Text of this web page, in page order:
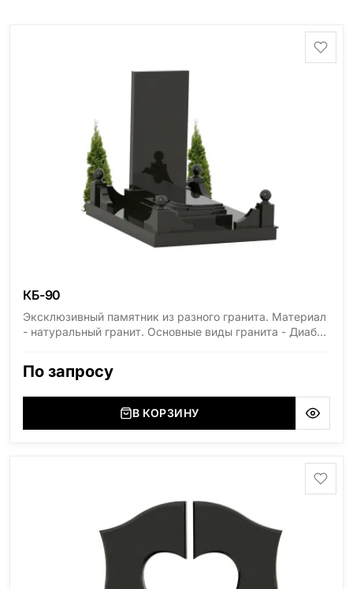
КБ-90
Эксклюзивный памятник из разного гранита. Материал
- натуральный гранит. Основные виды гранита - Диабаз
(Украина, Житомерская область), Лабродарит
(Украина, Житомерская область), Сюксюансаари
(Россия, Карелия), Амфиболит (Россия, Мурманская
По запросу
В КОРЗИНУ